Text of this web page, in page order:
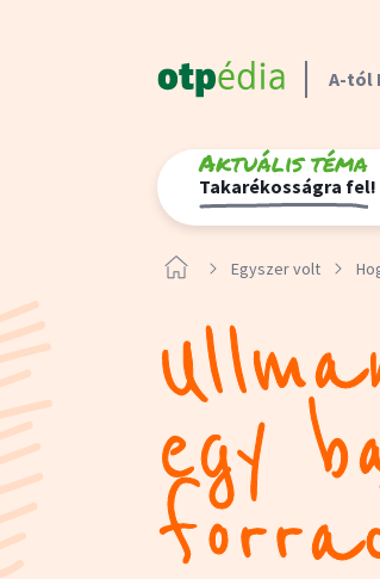
A-tól
Takarékosságra fel!
Aktuális téma
Egyszer volt
egy